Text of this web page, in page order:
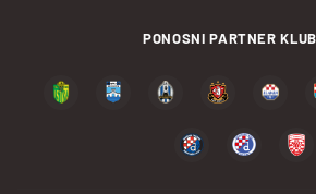
PONOSNI PARTNER